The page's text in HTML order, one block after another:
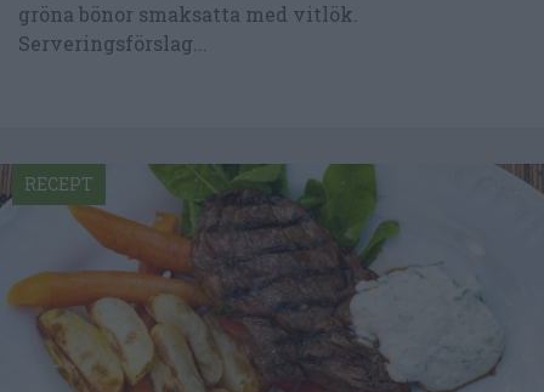
gröna bönor smaksatta med vitlök.
Serveringsförslag...
RECEPT